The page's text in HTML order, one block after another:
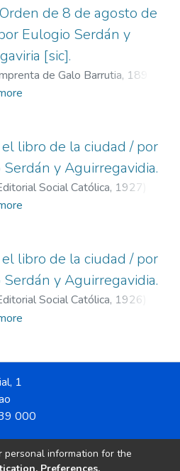
de 8 de agosto de
Eulogio Serdán y
[sic].
de Galo Barrutia, 1891
Eulogio, 1853-
libro de la ciudad / por
y Aguirregavidia.
Social Católica, 1927
Eulogio, 1853-
libro de la ciudad / por
y Aguirregavidia.
Social Católica, 1926
Eulogio, 1853-
1
000
personal information for the